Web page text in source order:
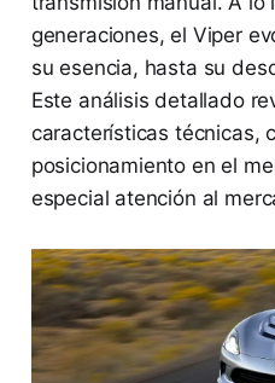
generaciones, el Viper
su esencia, hasta su
Este análisis detallado
características técnicas,
posicionamiento en el
especial atención al